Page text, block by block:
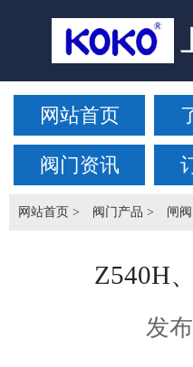
网站首页
阀门资讯
网站首页 > 阀门产品 > 闸阀
Z540H
发